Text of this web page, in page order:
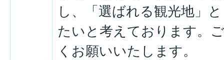
し、「選ばれる観光地」
たいと考えております。
くお願いいたします。